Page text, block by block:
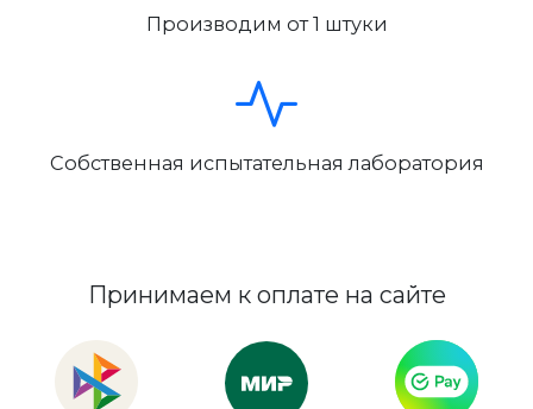
Производим от 1 штуки
Собственная испытательная лаборатория
Принимаем к оплате на сайте